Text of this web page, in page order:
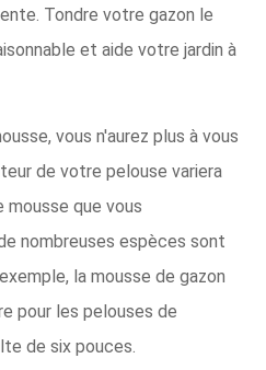
Tondre votre gazon le
et aide votre jardin à
vous n'aurez plus à vous
de votre pelouse variera
que vous
nombreuses espèces sont
la mousse de gazon
pour les pelouses de
de six pouces.